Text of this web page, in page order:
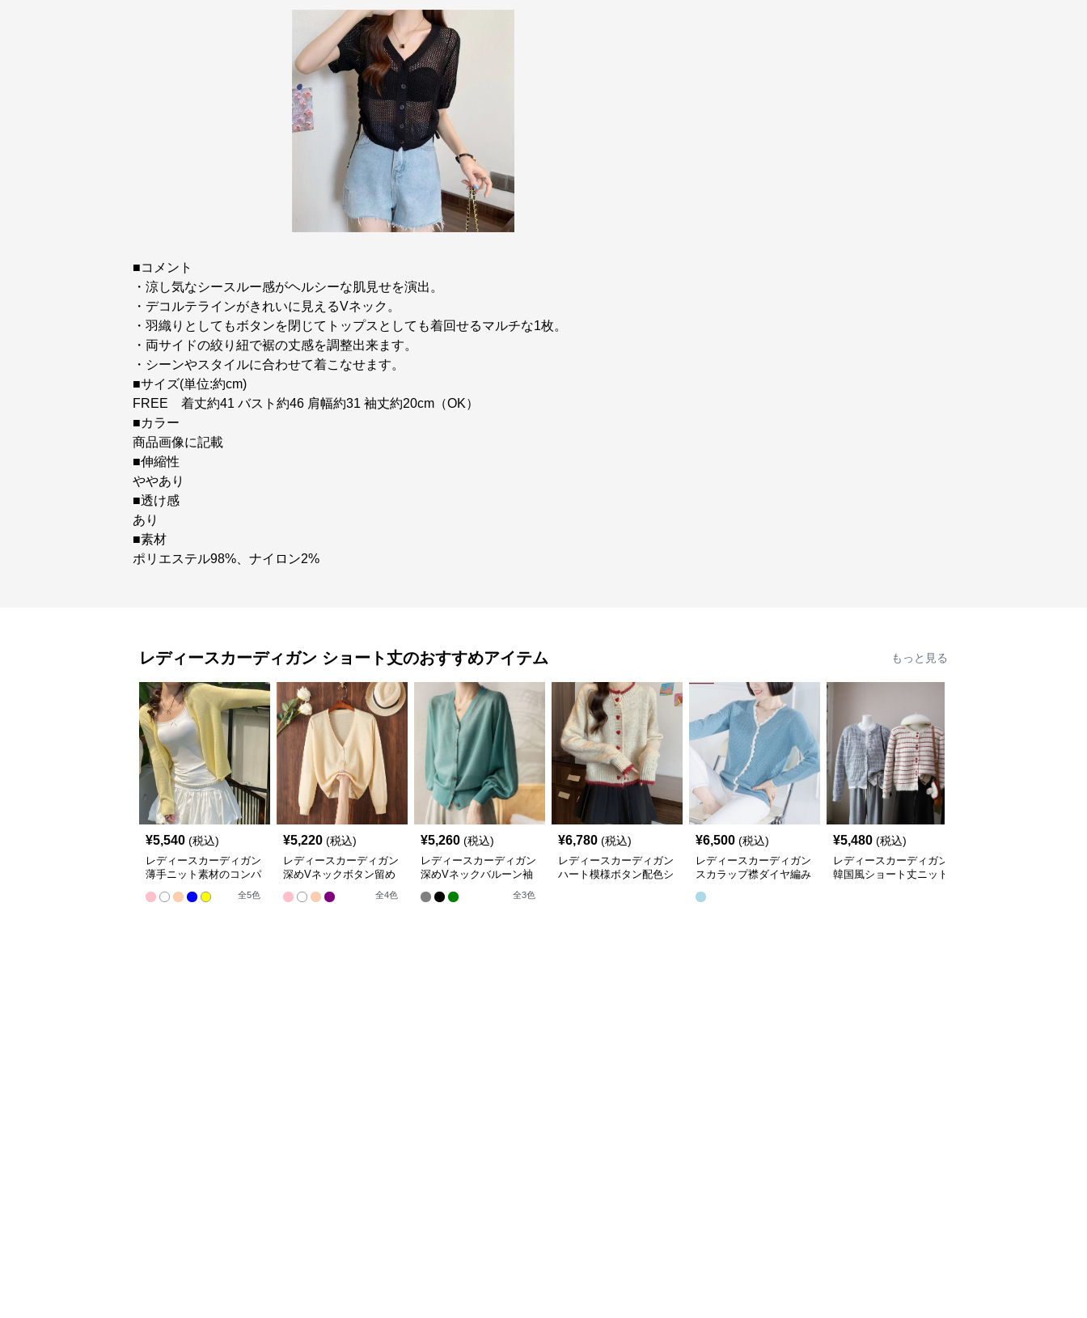
■コメント
・涼し気なシースルー感がヘルシーな肌見せを演出。
・デコルテラインがきれいに見えるVネック。
・羽織りとしてもボタンを閉じてトップスとしても着回せるマルチな1枚。
・両サイドの絞り紐で裾の丈感を調整出来ます。
・シーンやスタイルに合わせて着こなせます。
■サイズ(単位:約cm)
FREE 着丈約41 バスト約46 肩幅約31 袖丈約20cm（OK）
■カラー
商品画像に記載
■伸縮性
ややあり
■透け感
あり
■素材
ポリエステル98%、ナイロン2%
レディースカーディガン ショート丈のおすすめアイテム もっと見る
¥5,540 (税込)
レディースカーディガン
薄手ニット素材のコンパ
全5色
¥5,220 (税込)
レディースカーディガン
深めVネックボタン留め
ショート丈ニットカーデ
ィガン
全4色
¥5,260 (税込)
レディースカーディガン
深めVネックバルーン袖
全3色
¥6,780 (税込)
レディースカーディガン
ハート模様ボタン配色シ
¥6,500 (税込)
レディースカーディガン
スカラップ襟ダイヤ編み
¥5,480 (税込)
レディースカーディガン
韓国風ショート丈ニット